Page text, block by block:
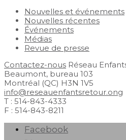
Nouvelles et événements
Nouvelles récentes
Événements
Médias
Revue de presse
Contactez-nous Réseau
Beaumont, bureau 103
Montréal (QC) H3N 1V5
info@reseauenfantsretour.ong
T : 514-843-4333
F : 514-843-8211
Facebook